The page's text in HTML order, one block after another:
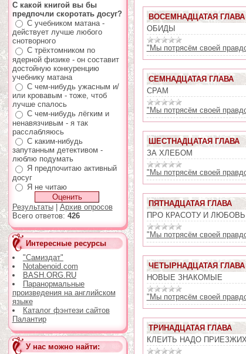
С какой книгой вы бы
предпочли скоротать досуг?
С учебником матана -
действует лучше любого
снотворного
С трёхтомником по
ядерной физике - он составит
достойную конкуренцию
учебнику матана
С чем-нибудь ужасным и/
или кровавым - тоже, чтоб
лучше спалось
С чем-нибудь лёгким и
ненавязчивым - я так
расслабляюсь
С каким-нибудь
запутанным детективом -
люблю подумать
Я предпочитаю активный
досуг
Я не читаю
Результаты| Архив опросов
Всего ответов: 426
Интересные ресурсы
"Самиздат"
Notabenoid.com
BASH.ORG.RU
Паранормальные
произведения на английском
языке
Каталог фэнтези сайтов
Палантир
У нас можно найти:
ВОСЕМНАДЦАТАЯ ГЛАВА
ОБИДЫ
"Мы потрясём своей
СЕМНАДЦАТАЯ ГЛАВА
СРАМ
"Мы потрясём своей
ШЕСТНАДЦАТАЯ ГЛАВА
ЗА ХЛЕБОМ
"Мы потрясём своей
ПЯТНАДЦАТАЯ ГЛАВА
ПРО КРАСОТУ И ЛЮБОВЬ
"Мы потрясём своей
ЧЕТЫРНАДЦАТАЯ ГЛАВА
НОВЫЕ ЗНАКОМЫЕ
"Мы потрясём своей
ТРИНАДЦАТАЯ ГЛАВА
КЛЕИТЬ НАДО ПРИЕЗЖИХ